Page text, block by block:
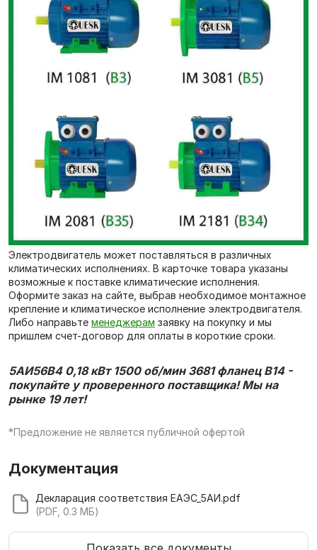
Электродвигатель может поставляться в различных
климатических исполнениях. В карточке товара указаны
возможные к поставке климатические исполнения.
Оформите заказ на сайте, выбрав необходимое монтажное
крепление и климатическое исполнение электродвигателя.
Либо направьте менеджерам заявку на покупку и мы
пришлем счет-договор для оплаты в короткие сроки.
5АИ56В4 0,18 кВт 1500 об/мин 3681 фланец В14 -
покупайте у проверенного поставщика! Мы на
рынке 19 лет!
*Предложение не является публичной офертой
Документация
Декларация соответствия ЕАЭС_5АИ.pdf
(PDF, 0.3 МБ)